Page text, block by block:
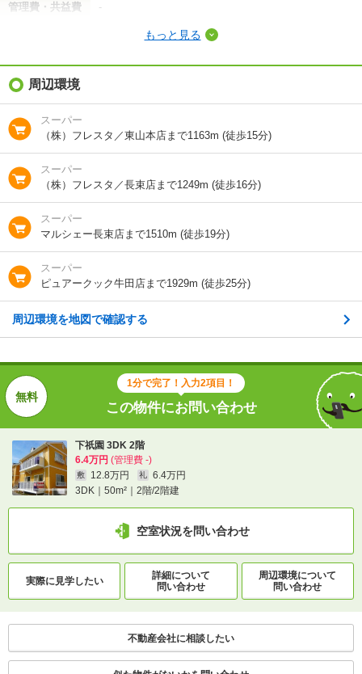
管理費・共益費 -
礼金（敷引・償
却金）
間取り / 専有面
積
3DK/50m²
種別 / 構造
向き 南
住所 広島県広島市安佐南区西原１
交通
ＪＲ可部線/下祇園駅 歩7分
広島高速交通アストラムライン/祇園新橋北駅 歩11分
ＪＲ可部線/安芸長束駅 歩17分
1分で完了！入力2項目！
この物件にお問い合わせ
下祇園 3DK 2階
6.4万円 (管理費 -)
6.4万円
3DK｜50m²｜2階/2階建
空室状況を問い合わせ
もっと見る
周辺環境
スーパー
（株）フレスタ／東山本店まで1163m (徒歩15分)
スーパー
（株）フレスタ／長束店まで1249m (徒歩16分)
スーパー
マルシェー長束店まで1510m (徒歩19分)
スーパー
ピュアークック牛田店まで1929m (徒歩25分)
周辺環境を地図で確認する
1分で完了！入力2項目！
この物件にお問い合わせ
下祇園 3DK 2階
6.4万円 (管理費 -)
敷 12.8万円 礼
6.4万円
3DK｜50m²｜2階/2階建
空室状況を問い合わせ
実際に見学したい
詳細について
問い合わせ
周辺環境について
問い合わせ
不動産会社に相談したい